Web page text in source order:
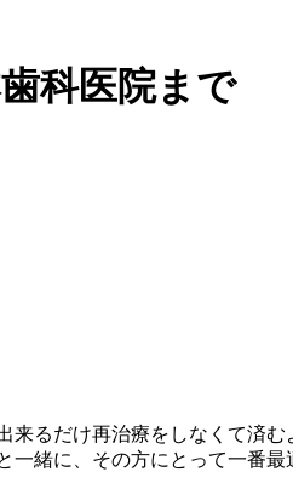
科医院まで
るだけ再治療をしなくて済
緒に、その方にとって一番最